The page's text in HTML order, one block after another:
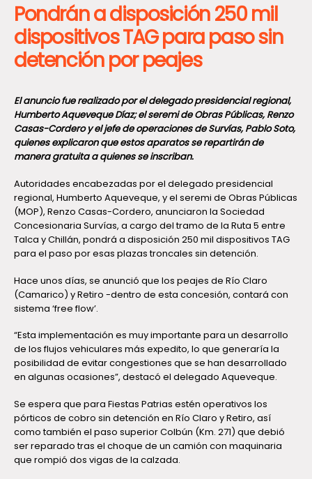
Pondrán a disposición 250 mil
dispositivos TAG para paso sin
detención por peajes
El anuncio fue realizado por el delegado presidencial regional,
Humberto Aqueveque Díaz; el seremi de Obras Públicas, Renzo
Casas-Cordero y el jefe de operaciones de Survías, Pablo Soto,
quienes explicaron que estos aparatos se repartirán de
manera gratuita a quienes se inscriban.
Autoridades encabezadas por el delegado presidencial
regional, Humberto Aqueveque, y el seremi de Obras Públicas
(MOP), Renzo Casas-Cordero, anunciaron la Sociedad
Concesionaria Survías, a cargo del tramo de la Ruta 5 entre
Talca y Chillán, pondrá a disposición 250 mil dispositivos TAG
para el paso por esas plazas troncales sin detención.
Hace unos días, se anunció que los peajes de Río Claro
(Camarico) y Retiro -dentro de esta concesión, contará con
sistema ‘free flow’.
“Esta implementación es muy importante para un desarrollo
de los flujos vehiculares más expedito, lo que generaría la
posibilidad de evitar congestiones que se han desarrollado
en algunas ocasiones”, destacó el delegado Aqueveque.
Se espera que para Fiestas Patrias estén operativos los
pórticos de cobro sin detención en Río Claro y Retiro, así
como también el paso superior Colbún (Km. 271) que debió
ser reparado tras el choque de un camión con maquinaria
que rompió dos vigas de la calzada.